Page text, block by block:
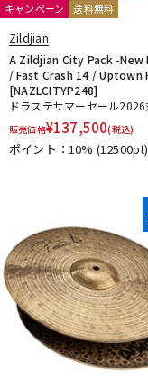
キャンペーン
送料無料
Zildjian
A Zildjian City Pack -New
/ Fast Crash 14 / Uptown
[NAZLCITYP248]
ドラステサマーセール2026
販売価格¥137,500(税込)
ポイント：10% (12500pt)